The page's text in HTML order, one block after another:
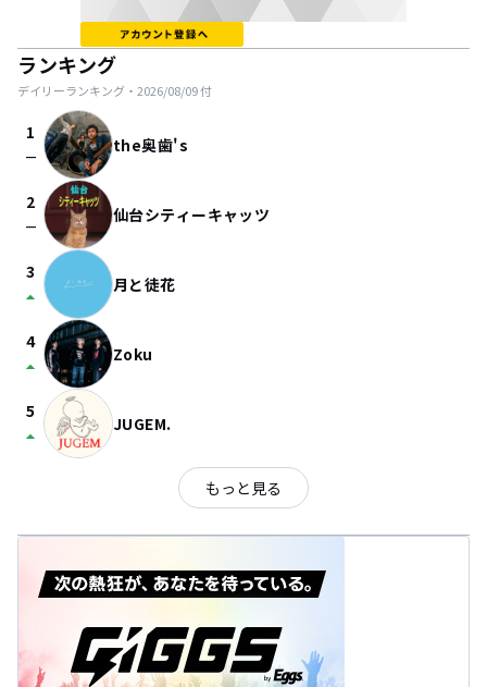
ランキング
デイリーランキング・ 2026/08/09付
1
check_indeterminate_small the奥歯's
2
check_indeterminate_small 仙台シティーキャッツ
3
arrow_drop_up 月と徒花
4
arrow_drop_up Zoku
5
arrow_drop_up JUGEM.
もっと見る